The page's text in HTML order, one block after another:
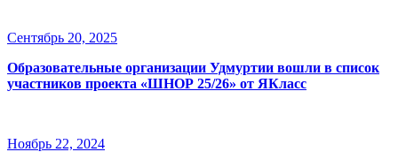
Сентябрь 20, 2025
Образовательные организации Удмуртии вошли в список
участников проекта «ШНОР 25/26» от ЯКласс
Ноябрь 22, 2024